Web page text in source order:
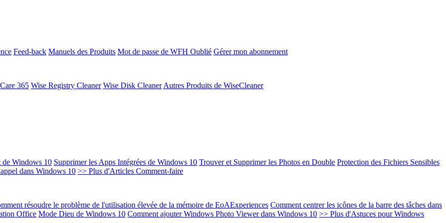
Feed-back Manuels des Produits Mot de passe de WFH Oublié Gérer mon abonnement
365 Wise Registry Cleaner Wise Disk Cleaner Autres Produits de WiseCleaner
de Windows 10 Supprimer les Apps Intégrées de Windows 10 Trouver et Supprimer les Photos en Double Protection des Fichiers Sensibles
dans Windows 10 >> Plus d'Articles Comment-faire
résoudre le problème de l'utilisation élevée de la mémoire de EoAExperiences Comment centrer les icônes de la barre des tâches dans
Office Mode Dieu de Windows 10 Comment ajouter Windows Photo Viewer dans Windows 10 >> Plus d'Astuces pour Windows